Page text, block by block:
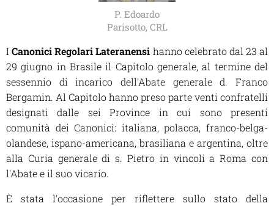
P. Edoardo
Parisotto, CRL
ICanonici Regolari Lateranensi hanno celebrato dal 23 al
29 giugno in Brasile il Capitolo generale, al termine del
sessennio di incarico dell'Abate generale d. Franco
Bergamin. Al Capitolo hanno preso parte venti confratelli
designati dalle sei Province in cui sono presenti
comunità dei Canonici: italiana, polacca, franco-belga-
olandese, ispano-americana, brasiliana e argentina, oltre
alla Curia generale di s. Pietro in vincoli a Roma con
l'Abate e il suo vicario.
È stata l'occasione per riflettere sullo stato della